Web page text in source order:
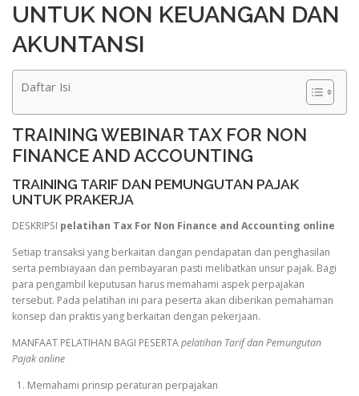
UNTUK NON KEUANGAN DAN
AKUNTANSI
Daftar Isi
TRAINING WEBINAR TAX FOR NON
FINANCE AND ACCOUNTING
TRAINING TARIF DAN PEMUNGUTAN PAJAK
UNTUK PRAKERJA
DESKRIPSI pelatihan Tax For Non Finance and Accounting online
Setiap transaksi yang berkaitan dangan pendapatan dan penghasilan
serta pembiayaan dan pembayaran pasti melibatkan unsur pajak. Bagi
para pengambil keputusan harus memahami aspek perpajakan
tersebut. Pada pelatihan ini para peserta akan diberikan pemahaman
konsep dan praktis yang berkaitan dengan pekerjaan.
MANFAAT PELATIHAN BAGI PESERTApelatihan Tarif dan Pemungutan
Pajak online
1. Memahami prinsip peraturan perpajakan